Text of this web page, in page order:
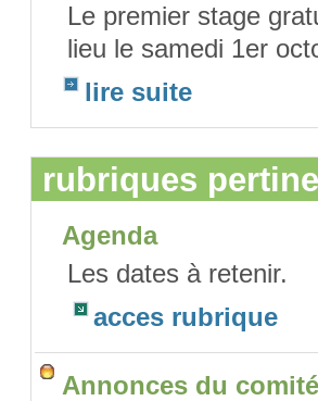
Le premier stage
lieu le samedi 1er
lire suite
rubriques
Agenda
Les dates à retenir.
acces rubrique
Annonces du